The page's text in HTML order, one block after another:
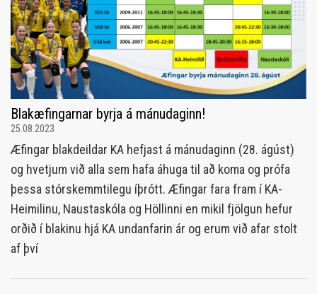
Blakæfingarnar byrja á mánudaginn!
25.08.2023
Æfingar blakdeildar KA hefjast á mánudaginn (28. ágúst)
og hvetjum við alla sem hafa áhuga til að koma og prófa
þessa stórskemmtilegu íþrótt. Æfingar fara fram í KA-
Heimilinu, Naustaskóla og Höllinni en mikil fjölgun hefur
orðið í blakinu hjá KA undanfarin ár og erum við afar stolt
af því